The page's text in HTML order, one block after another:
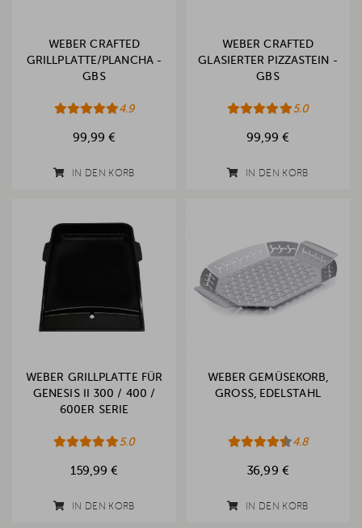
WEBER CRAFTED
GRILLPLATTE/PLANCHA -
GBS
4.9
99,99 €
IN DEN KORB
WEBER CRAFTED
GLASIERTER PIZZASTEIN -
GBS
5.0
99,99 €
IN DEN KORB
WEBER GRILLPLATTE FÜR
GENESIS II 300 / 400 /
600ER SERIE
5.0
159,99 €
IN DEN KORB
WEBER GEMÜSEKORB,
GROSS, EDELSTAHL
4.8
36,99 €
IN DEN KORB